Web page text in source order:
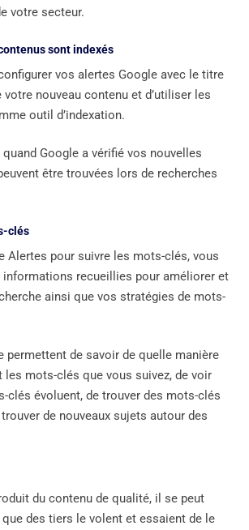
votre secteur.
sont indexés
vos alertes Google avec le titre
votre nouveau contenu et d’utiliser les
outil d’indexation.
Google a vérifié vos nouvelles
être trouvées lors de recherches
clés
Alertes pour suivre les mots-clés, vous
informations recueillies pour améliorer et
ainsi que vos stratégies de mots-
permettent de savoir de quelle manière
les mots-clés que vous suivez, de voir
clés évoluent, de trouver des mots-clés
de nouveaux sujets autour des
du contenu de qualité, il se peut
des tiers le volent et essaient de le